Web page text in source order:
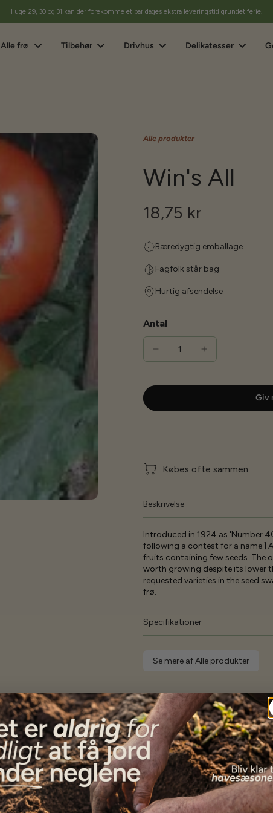
I uge 29, 30 og 31 kan der forekomme et par dages ekstra leveringstid grundet ferie.
Alle frø Tilbehør Drivhus Delikatesser
Alle produkter
Win's All
18,75 kr
Bæredygtig emballage
Fagfolk står bag
Hurtig afsendelse
Antal
Giv
Købes ofte sammen
Beskrivelse
Introduced in 1924 as 'Number
following a contest for a name.]
fruits containing few seeds. The
worth growing despite its lower
requested varieties in the seed
frø.
Specifikationer
Se mere af Alle produkter
Vores kundersiger...